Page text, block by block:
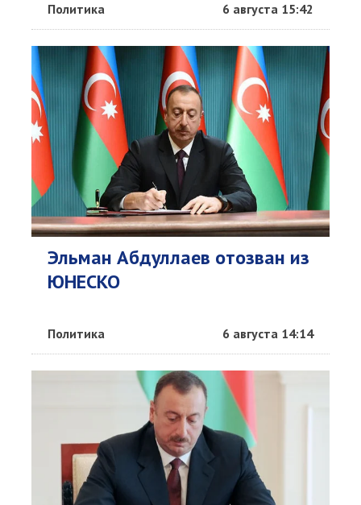
Политика 6 августа 15:42
Эльман Абдуллаев отозван из
ЮНЕСКО
Политика 6 августа 14:14